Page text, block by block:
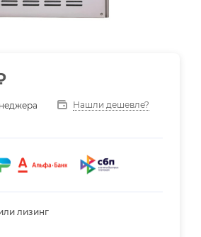
Нашли дешевле?
лизинг